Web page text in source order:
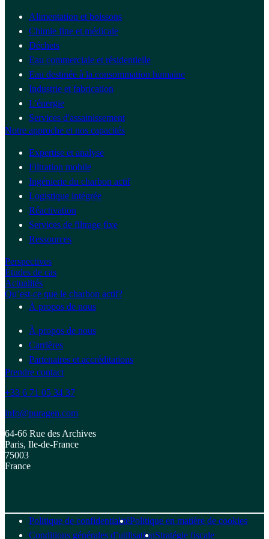
Alimentation et boissons
Chimie fine et médicale
Déchets
Eau commerciale et résidentielle
Eau destinée à la consommation humaine
Industrie et fabrication
L'énergie
Services d'assainissement
Notre approche et nos capacités
Expertise et analyse
Filtration mobile
Ingénierie du charbon actif
Logistique intégrée
Réactivation
Services de filtrage fixe
Ressources
Perspectives
Études de cas
Actualités
Qu’est-ce que le charbon actif?
À propos de nous
À propos de nous
Carrières
Partenaires et accréditations
Prendre contact
+33 6 71 05 34 37
info@puragen.com
64-66 Rue des Archives
Paris, Ile-de-France
75003
France
Politique de confidentialitéPolitique en matière de cookies
Conditions générales d’utilisationStratégie fiscale